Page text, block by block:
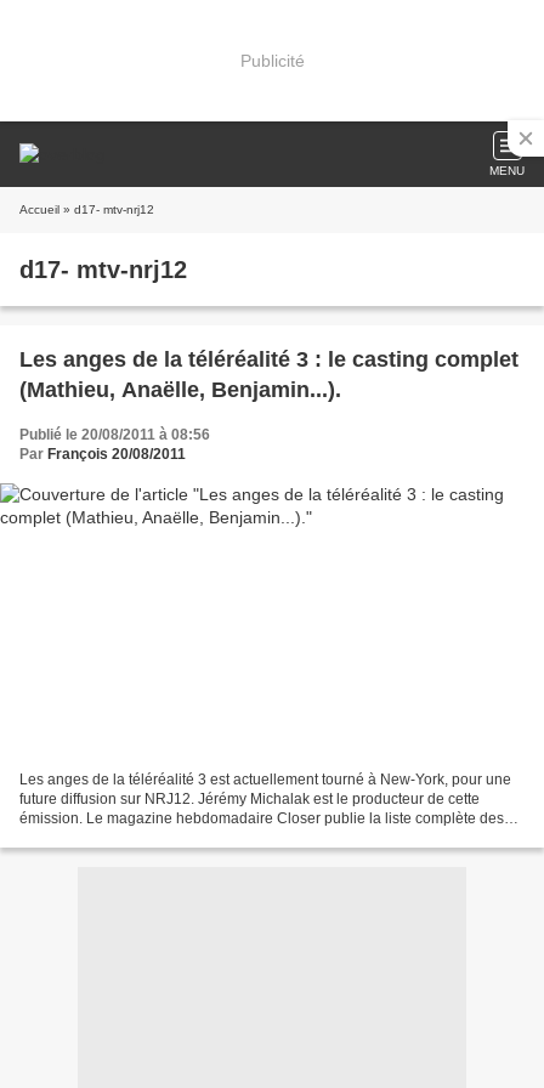
Publicité
MENU
Accueil » d17- mtv-nrj12
d17- mtv-nrj12
Les anges de la téléréalité 3 : le casting complet
(Mathieu, Anaëlle, Benjamin...).
Publié le 20/08/2011 à 08:56
Par François 20/08/2011
Les anges de la téléréalité 3 est actuellement tourné à New-York, pour une
future diffusion sur NRJ12. Jérémy Michalak est le producteur de cette
émission. Le magazine hebdomadaire Closer publie la liste complète des